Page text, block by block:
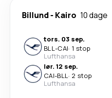
Billund- Kairo 10 dage
tors. 03 sep.
BLL-CAI· 1 stop
Lufthansa
lør. 12 sep.
CAI-BLL· 2 stop
Lufthansa